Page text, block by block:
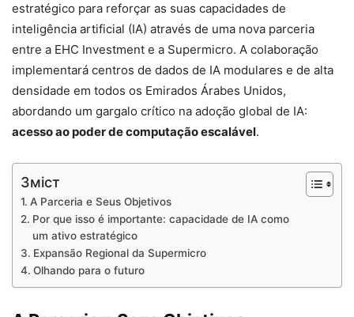
estratégico para reforçar as suas capacidades de
inteligência artificial (IA) através de uma nova parceria
entre a EHC Investment e a Supermicro. A colaboração
implementará centros de dados de IA modulares e de alta
densidade em todos os Emirados Árabes Unidos,
abordando um gargalo crítico na adoção global de IA:
acesso ao poder de computação escalável.
Зміст
A Parceria e Seus Objetivos
Por que isso é importante: capacidade de IA como
um ativo estratégico
Expansão Regional da Supermicro
Olhando para o futuro